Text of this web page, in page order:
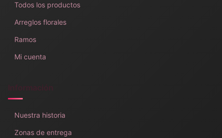
Todos los productos
Arreglos florales
Ramos
Mi cuenta
Información
Nuestra historia
Zonas de entrega